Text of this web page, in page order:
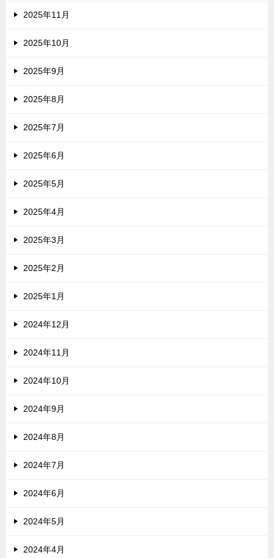
2025年11月
2025年10月
2025年9月
2025年8月
2025年7月
2025年6月
2025年5月
2025年4月
2025年3月
2025年2月
2025年1月
2024年12月
2024年11月
2024年10月
2024年9月
2024年8月
2024年7月
2024年6月
2024年5月
2024年4月